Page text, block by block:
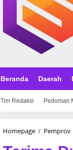
Beranda Daerah
Tim Redaksi Pedoman
Homepage / Pemprov